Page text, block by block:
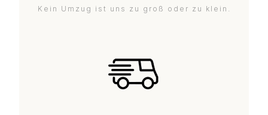
Kein Umzug ist uns zu groß oder zu klein.